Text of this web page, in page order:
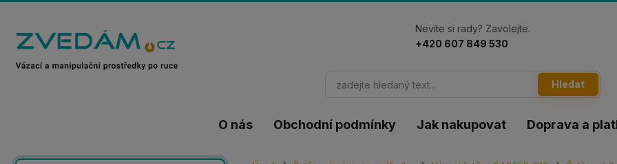
O nás Obchodní podmínky Jak nakupovat Doprava a
Hledat
Nevíte si rady? Zavolejte.
+420 607 849 530